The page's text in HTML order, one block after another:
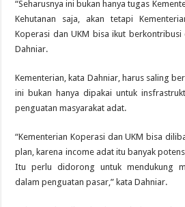
“Seharusnya ini bukan hanya tugas
Kehutanan saja, akan tetapi
Koperasi dan UKM bisa ikut berkontribusi
Dahniar.
Kementerian, kata Dahniar, harus saling
ini bukan hanya dipakai untuk
penguatan masyarakat adat.
“Kementerian Koperasi dan UKM bisa
plan, karena income adat itu banyak
Itu perlu didorong untuk mendukung
dalam penguatan pasar,” kata Dahniar.